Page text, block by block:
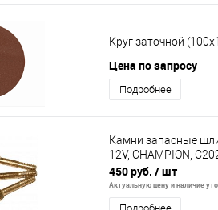
Круг заточной
Цена по запросу
Подробнее
Камни запасные
12V, CHAMPION,
450 руб. / шт
Актуальную цену и наличие